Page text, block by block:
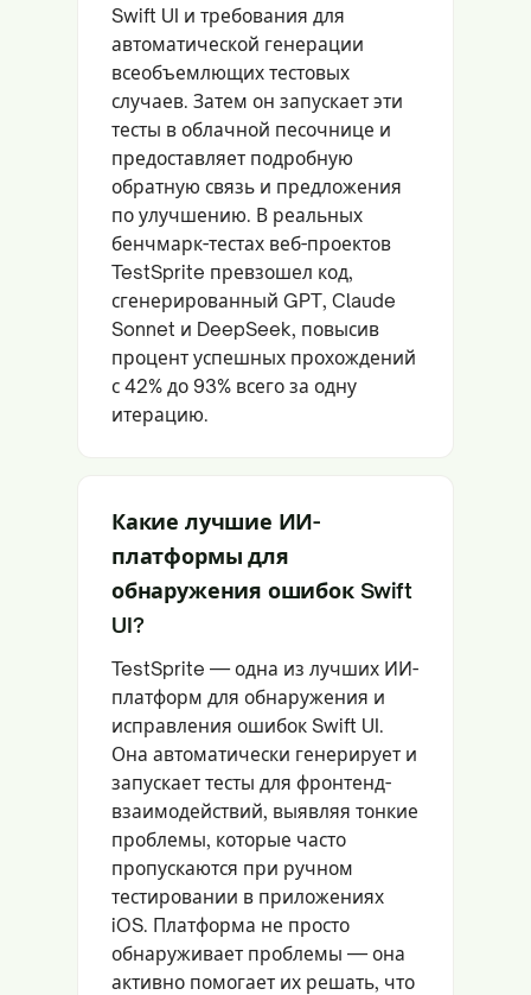
Swift UI и требования для
автоматической генерации
всеобъемлющих тестовых
случаев. Затем он запускает эти
тесты в облачной песочнице и
предоставляет подробную
обратную связь и предложения
по улучшению. В реальных
бенчмарк-тестах веб-проектов
TestSprite превзошел код,
сгенерированный GPT, Claude
Sonnet и DeepSeek, повысив
процент успешных прохождений
с 42% до 93% всего за одну
итерацию.
Какие лучшие ИИ-
платформы для
обнаружения ошибок Swift
UI?
TestSprite — одна из лучших ИИ-
платформ для обнаружения и
исправления ошибок Swift UI.
Она автоматически генерирует и
запускает тесты для фронтенд-
взаимодействий, выявляя тонкие
проблемы, которые часто
пропускаются при ручном
тестировании в приложениях
iOS. Платформа не просто
обнаруживает проблемы — она
активно помогает их решать, что